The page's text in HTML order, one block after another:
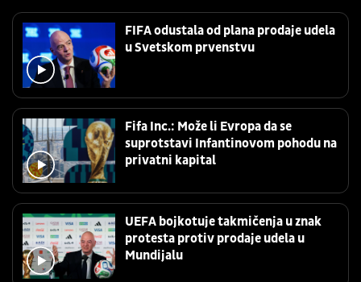
FIFA odustala od plana prodaje udela
u Svetskom prvenstvu
Fifa Inc.: Može li Evropa da se
suprotstavi Infantinovom pohodu na
privatni kapital
UEFA bojkotuje takmičenja u znak
protesta protiv prodaje udela u
Mundijalu